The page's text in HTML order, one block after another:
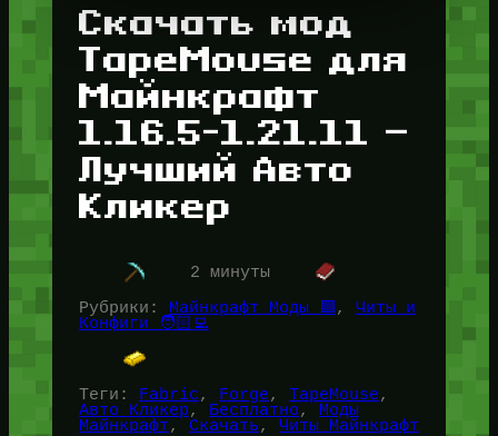
Скачать мод
TapeMouse для
Майнкрафт
1.16.5-1.21.11 —
Лучший Авто
Кликер
2 минуты
Рубрики:
Майнкрафт Моды 🟩 , Читы и
Конфиги 🧑🏻‍💻
Теги: Fabric, Forge, TapeMouse
Авто Кликер, Бесплатно,
Моды
Майнкрафт, Скачать, Читы Майнкрафт